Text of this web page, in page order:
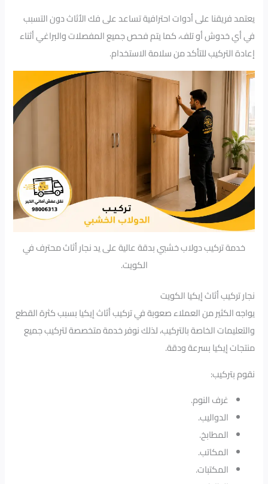
يعتمد فريقنا على أدوات احترافية تساعد على فك الأثاث دون التسبب
في أي خدوش أو تلف، كما يتم فحص جميع المفصلات والبراغي أثناء
إعادة التركيب للتأكد من سلامة الاستخدام.
خدمة تركيب دولاب خشبي بدقة عالية على يد نجار أثاث محترف في
الكويت.
نجار تركيب أثاث إيكيا الكويت
يواجه الكثير من العملاء صعوبة في تركيب أثاث إيكيا بسبب كثرة القطع
والتعليمات الخاصة بالتركيب، لذلك نوفر خدمة متخصصة لتركيب جميع
منتجات إيكيا بسرعة ودقة.
نقوم بتركيب:
غرف النوم.
الدواليب.
المطابخ.
المكاتب.
المكتبات.